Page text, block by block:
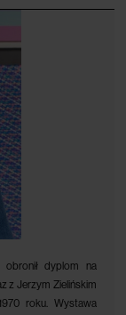
dyplom na
z Jerzym Zielińskim
roku. Wystawa